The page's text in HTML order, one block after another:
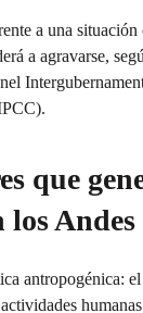
a una
a agravarse,
que
los
antropogénica: